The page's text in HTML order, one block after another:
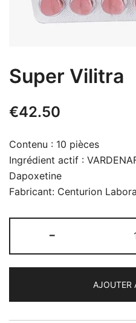
Super Vilitra
€42.50
Contenu : 10 pièces
Ingrédient actif :
Dapoxetine
Fabricant: Centurion
-
AJOUTER